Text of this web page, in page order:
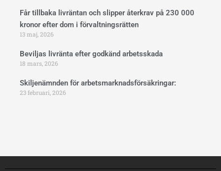
Får tillbaka livräntan och slipper återkrav på 230 000
kronor efter dom i förvaltningsrätten
13 maj, 2026
Beviljas livränta efter godkänd arbetsskada
18 mars, 2026
Skiljenämnden för arbetsmarknadsförsäkringar:
23 februari, 2026